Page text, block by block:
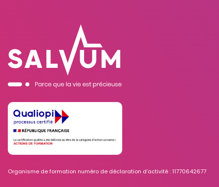
Organisme de formation numéro de déclaration d’activité : 11770642677